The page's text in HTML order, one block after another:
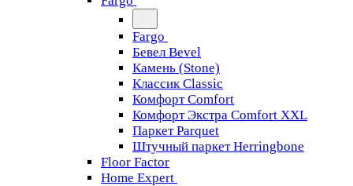
Fargo
Бевел Bevel
Камень (Stone)
Классик Classic
Комфорт Comfort
Комфорт Экстра Comfort XXL
Паркет Parquet
Штучный паркет Herringbone
Floor Factor
Home Expert